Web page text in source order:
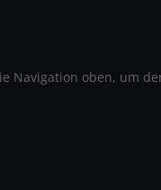
Navigation oben, um